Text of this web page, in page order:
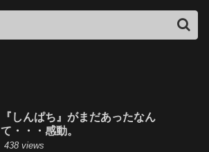
『しんぱち』がまだあったなん
て・・・感動。
438 views